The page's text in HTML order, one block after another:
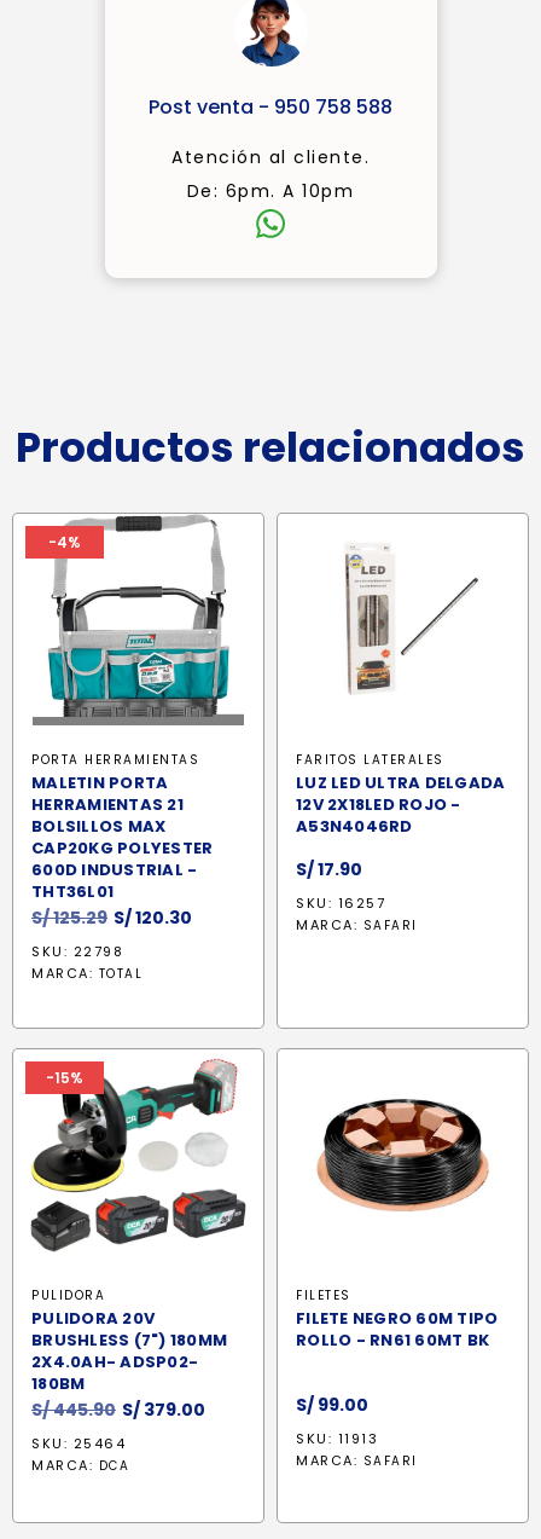
Post venta - 950 758 588
Atención al cliente.
De: 6pm. A 10pm
Productos relacionados
-4%
PORTA HERRAMIENTAS
MALETIN PORTA
HERRAMIENTAS 21
BOLSILLOS MAX
CAP20KG POLYESTER
600D INDUSTRIAL -
THT36L01
S/125.29 El
precio
original
S/120.30
SKU: 22798
MARCA: TOTAL
FARITOS LATERALES
LUZ LED ULTRA DELGADA
12V 2X18LED ROJO -
A53N4046RD
S/17.90
SKU: 16257
MARCA: SAFARI
-15%
PULIDORA
PULIDORA 20V
BRUSHLESS (7") 180MM
2X4.0AH- ADSP02-
180BM
S/445.90 El
precio
original
S/ 379.00
SKU: 25464
MARCA: DCA
FILETES
FILETE NEGRO 60M TIPO
ROLLO - RN61 60MT BK
S/ 99.00
SKU: 11913
MARCA: SAFARI